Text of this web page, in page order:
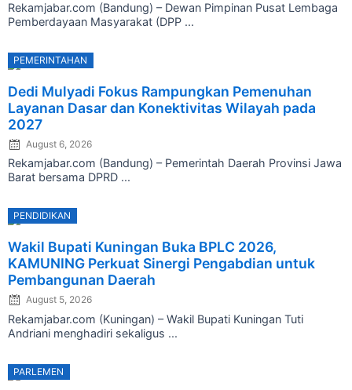
Rekamjabar.com (Bandung) – Dewan Pimpinan Pusat Lembaga
Pemberdayaan Masyarakat (DPP ...
PEMERINTAHAN
Dedi Mulyadi Fokus Rampungkan Pemenuhan
Layanan Dasar dan Konektivitas Wilayah pada
2027
on
August 6, 2026
Rekamjabar.com (Bandung) – Pemerintah Daerah Provinsi Jawa
Barat bersama DPRD ...
PENDIDIKAN
Wakil Bupati Kuningan Buka BPLC 2026,
KAMUNING Perkuat Sinergi Pengabdian untuk
Pembangunan Daerah
on
August 5, 2026
Rekamjabar.com (Kuningan) – Wakil Bupati Kuningan Tuti
Andriani menghadiri sekaligus ...
PARLEMEN